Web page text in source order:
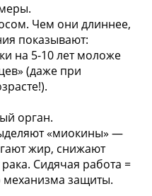
Чем они длиннее,
показывают:
на 5-10 лет моложе
(даже при
орган.
«миокины» —
жир, снижают
Сидячая работа =
защиты.